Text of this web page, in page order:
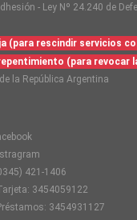
- Ley Nº 24.240 de
(para rescindir servicios
(para
la República Argentina
421-1406
3454059122
3454931127